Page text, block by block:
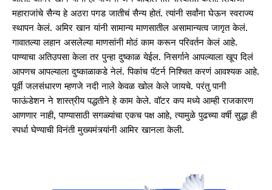
महाराजांचे सैन्य हे अठरा पगड जातीचं सैन्य होतं. त्यांनी सर्वांना घेऊन स्वराज्य
स्थापन केलं. अमिर खान यांनी सामान्य माणसातील असामान्यत्व जागृत केलं.
गावातल्या लहान असलेल्या माणसांनी मोठं काम करून परिवर्तन केलं आहे.
पाण्याचा अतिउपसा केला तर पुन्हा दुष्काळ येईल. निसर्गाने आपल्याला खूप दिलं
आपणच आपल्याला दुष्काळाकडे नेलं. पिकांच पॅटर्न निश्चित करणं आवश्यक आहे.
पूर्वी जलसंधारण म्हणजे नदी नाले केवळ खोल केले जायचे. परंतु पानी
फाऊंडेशन ने शास्त्रीय पद्धतीने हे काम केले. वॉटर कप मध्ये आम्ही राजकारण
आणणार नाही, पाण्यासाठी सगळ्यांचा एकच पक्ष आहे, त्यामुळे पुढच्या वर्षी सुद्धा ही
स्पर्धा घेण्याची विनंती मुख्यमंत्र्यांनी आमिर खानला केली.